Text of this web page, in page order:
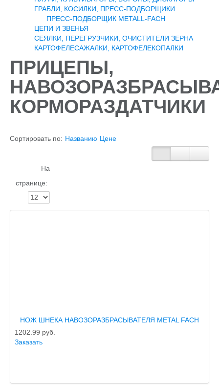
ГРАБЛИ, КОСИЛКИ, ПРЕСС-ПОДБОРЩИКИ
ПРЕСС-ПОДБОРЩИК METALL-FACH
ЦЕПИ И ЗВЕНЬЯ
СЕЯЛКИ, ПЕРЕГРУЗЧИКИ, ОЧИСТИТЕЛИ ЗЕРНА
КАРТОФЕЛЕСАЖАЛКИ, КАРТОФЕЛЕКОПАЛКИ
ПРИЦЕПЫ,
КОРМОРАЗДАТЧИКИ
Сортировать по: Названию Цене
На
странице:
НОЖ ШНЕКА НАВОЗОРАЗБРАСЫВАТЕЛЯ METAL FACH
1202.99 руб.
Заказать